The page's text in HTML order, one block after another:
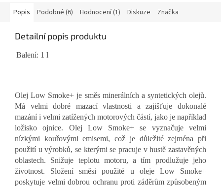
Popis Podobné (6) Hodnocení (1) Diskuze Značka
Detailní popis produktu
Balení: 1 l
Olej Low Smoke+ je směs minerálních a syntetických olejů.
Má velmi dobré mazací vlastnosti a zajišťuje dokonalé
mazání i velmi zatížených motorových částí, jako je například
ložisko ojnice. Olej Low Smoke+ se vyznačuje velmi
nízkými kouřovými emisemi, což je důležité zejména při
použití u výrobků, se kterými se pracuje v hustě zastavěných
oblastech. Snižuje teplotu motoru, a tím prodlužuje jeho
životnost. Složení směsi použité u oleje Low Smoke+
poskytuje velmi dobrou ochranu proti záděrům způsobeným